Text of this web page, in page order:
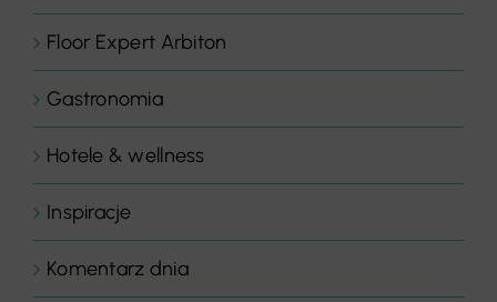
Floor Expert Arbiton
Gastronomia
Hotele & wellness
Inspiracje
Komentarz dnia